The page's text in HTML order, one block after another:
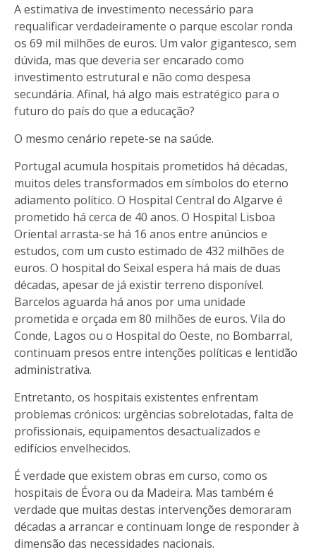
A estimativa de investimento necessário para
requalificar verdadeiramente o parque escolar ronda
os 69 mil milhões de euros. Um valor gigantesco, sem
dúvida, mas que deveria ser encarado como
investimento estrutural e não como despesa
secundária. Afinal, há algo mais estratégico para o
futuro do país do que a educação?
O mesmo cenário repete-se na saúde.
Portugal acumula hospitais prometidos há décadas,
muitos deles transformados em símbolos do eterno
adiamento político. O Hospital Central do Algarve é
prometido há cerca de 40 anos. O Hospital Lisboa
Oriental arrasta-se há 16 anos entre anúncios e
estudos, com um custo estimado de 432 milhões de
euros. O hospital do Seixal espera há mais de duas
décadas, apesar de já existir terreno disponível.
Barcelos aguarda há anos por uma unidade
prometida e orçada em 80 milhões de euros. Vila do
Conde, Lagos ou o Hospital do Oeste, no Bombarral,
continuam presos entre intenções políticas e lentidão
administrativa.
Entretanto, os hospitais existentes enfrentam
problemas crónicos: urgências sobrelotadas, falta de
profissionais, equipamentos desactualizados e
edifícios envelhecidos.
É verdade que existem obras em curso, como os
hospitais de Évora ou da Madeira. Mas também é
verdade que muitas destas intervenções demoraram
décadas a arrancar e continuam longe de responder à
dimensão das necessidades nacionais.